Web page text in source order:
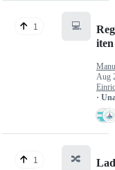
1 💻
iten
Aug
·
1 🔀